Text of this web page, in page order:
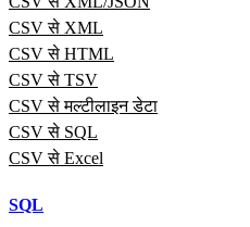
CSV से XML
CSV से HTML
CSV से TSV
CSV से मल्टीलाइन डेटा
CSV से SQL
CSV से Excel
SQL